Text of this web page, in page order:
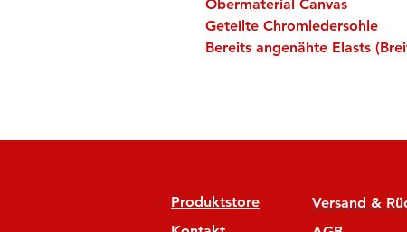
Obermaterial Canvas
Geteilte Chromledersohle
Bereits angenähte Elasts
Produktstore
Versand &